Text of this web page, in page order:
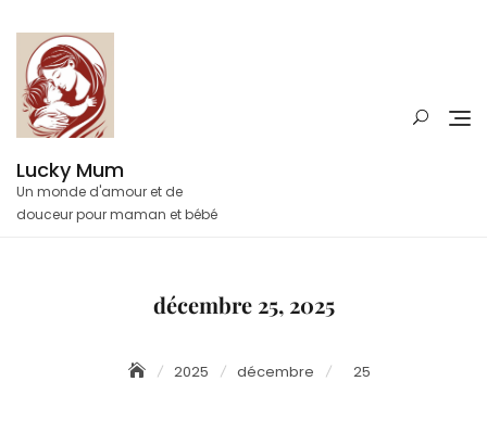
content
Lucky Mum
Un monde d'amour et de
douceur pour maman et bébé
décembre 25, 2025
2025 décembre 25